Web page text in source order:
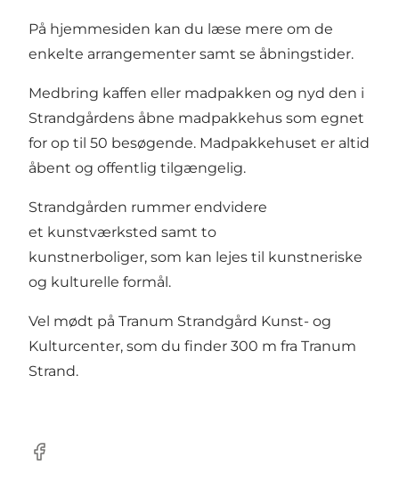
På hjemmesiden kan du læse mere om de
enkelte arrangementer samt se åbningstider.
Medbring kaffen eller madpakken og nyd den i
Strandgårdens åbne madpakkehus som egnet
for op til 50 besøgende. Madpakkehuset er altid
åbent og offentlig tilgængelig.
Strandgården rummer endvidere
et kunstværksted samt to
kunstnerboliger, som kan lejes til kunstneriske
og kulturelle formål.
Vel mødt på Tranum Strandgård Kunst- og
Kulturcenter, som du finder 300 m fra Tranum
Strand.
Facebook